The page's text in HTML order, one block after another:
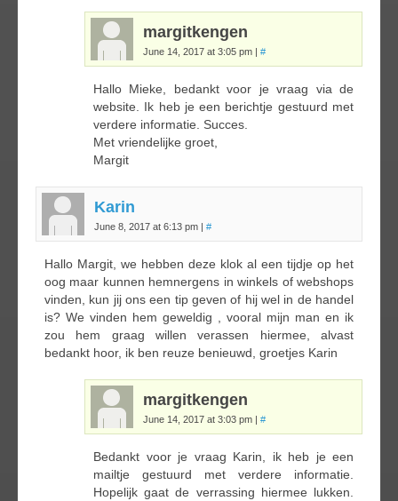
margitkengen
June 14, 2017 at 3:05 pm | #
Hallo Mieke, bedankt voor je vraag via de
website. Ik heb je een berichtje gestuurd met
verdere informatie. Succes.
Met vriendelijke groet,
Margit
Karin
June 8, 2017 at 6:13 pm | #
Hallo Margit, we hebben deze klok al een tijdje op het
oog maar kunnen hemnergens in winkels of webshops
vinden, kun jij ons een tip geven of hij wel in de handel
is? We vinden hem geweldig , vooral mijn man en ik
zou hem graag willen verassen hiermee, alvast
bedankt hoor, ik ben reuze benieuwd, groetjes Karin
margitkengen
June 14, 2017 at 3:03 pm | #
Bedankt voor je vraag Karin, ik heb je een
mailtje gestuurd met verdere informatie.
Hopelijk gaat de verrassing hiermee lukken.